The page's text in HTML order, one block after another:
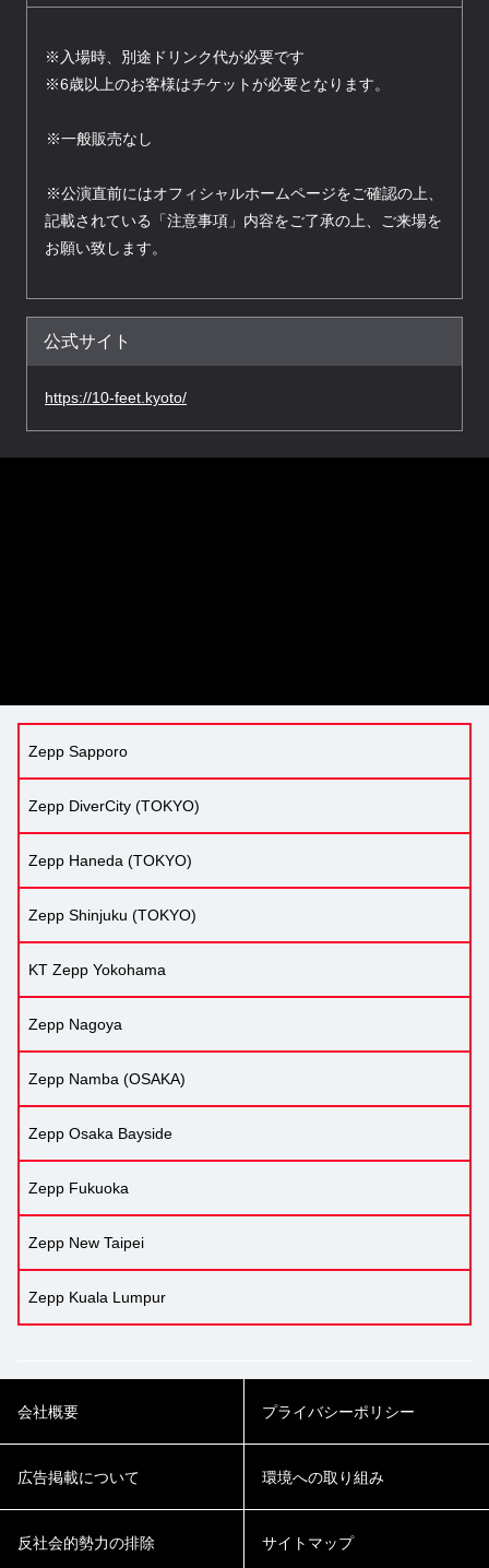
※入場時、別途ドリンク代が必要です
※6歳以上のお客様はチケットが必要となります。
※一般販売なし
※公演直前にはオフィシャルホームページをご確認の上、
記載されている「注意事項」内容をご了承の上、ご来場を
お願い致します。
公式サイト
https://10-feet.kyoto/
Zepp Sapporo
Zepp DiverCity (TOKYO)
Zepp Haneda (TOKYO)
Zepp Shinjuku (TOKYO)
KT Zepp Yokohama
Zepp Nagoya
Zepp Namba (OSAKA)
Zepp Osaka Bayside
Zepp Fukuoka
Zepp New Taipei
Zepp Kuala Lumpur
会社概要 プライバシーポリシー
広告掲載について 環境への取り組み
反社会的勢力の排除 サイトマップ